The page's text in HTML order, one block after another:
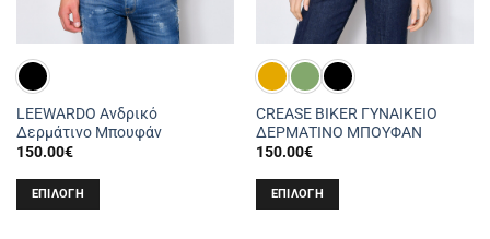
LEEWARDO Ανδρικό
Δερμάτινο Μπουφάν
150.00€
ΕΠΙΛΟΓΉ
CREASE BIKER ΓΥΝΑΙΚΕΙΟ
ΔΕΡΜΑΤΙΝΟ ΜΠΟΥΦΑΝ
150.00€
ΕΠΙΛΟΓΉ